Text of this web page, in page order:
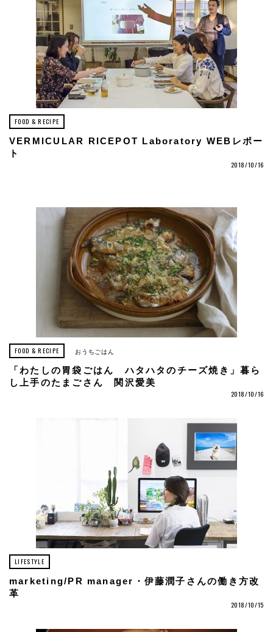
FOOD & RECIPE
VERMICULAR RICEPOT Laboratory WEBレポー
ト
2018/10/16
FOOD & RECIPE おうちごはん
「わたしの胃袋ごはん ハタハタのチーズ焼き」暮ら
し上手のたまごさん 関沢愛美
2018/10/16
LIFESTYLE
marketing/PR manager・伊藤潤子さんの働き方改
革
2018/10/15